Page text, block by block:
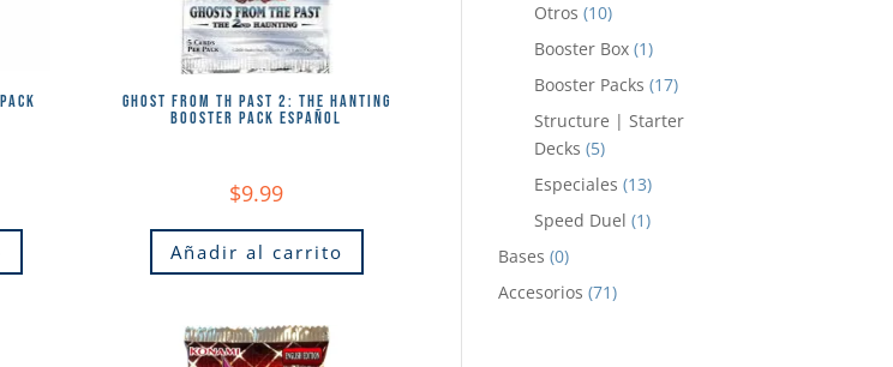
GHOST FROM TH PAST 2: THE HANTING
BOOSTER PACK ESPAÑOL
$9.99
Añadir al carrito
Otros (10)
Booster Box (1)
Booster Packs (17)
Structure | Starter
Decks (5)
Especiales (13)
Speed Duel (1)
Bases (0)
Accesorios (71)